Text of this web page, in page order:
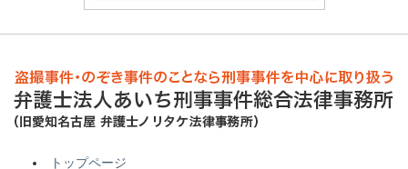
トップページ